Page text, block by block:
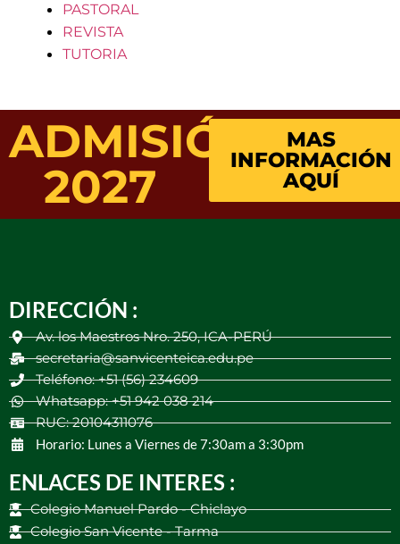
PASTORAL
REVISTA
TUTORIA
ADMISIÓN
2027
MAS
INFORMACIÓN
AQUÍ
DIRECCIÓN :
Av. los Maestros Nro. 250, ICA-PERÚ
secretaria@sanvicenteica.edu.pe
Teléfono: +51 (56) 234609
Whatsapp: +51 942 038 214
RUC: 20104311076
Horario: Lunes a Viernes de 7:30am a 3:30pm
ENLACES DE INTERES :
Colegio Manuel Pardo - Chiclayo
Colegio San Vicente - Tarma